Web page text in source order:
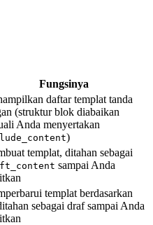
Fungsinya
daftar templat tanda
(struktur blok diabaikan
Anda menyertakan
)
templat, ditahan sebagai
sampai Anda
templat berdasarkan
sebagai draf sampai Anda